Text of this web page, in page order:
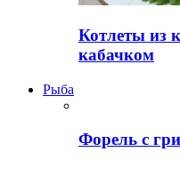
Котлеты из
кабачком
Рыба
Форель с